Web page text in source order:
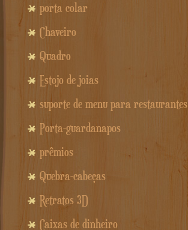
porta colar
Chaveiro
Quadro
Estojo de joias
suporte de menu para restaurantes
Porta-guardanapos
prêmios
Quebra-cabeças
Retratos 3D
Caixas de dinheiro